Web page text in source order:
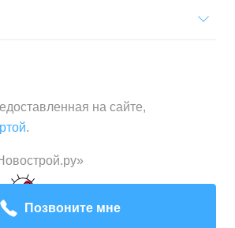
Позвоните мне
на сайте,
.